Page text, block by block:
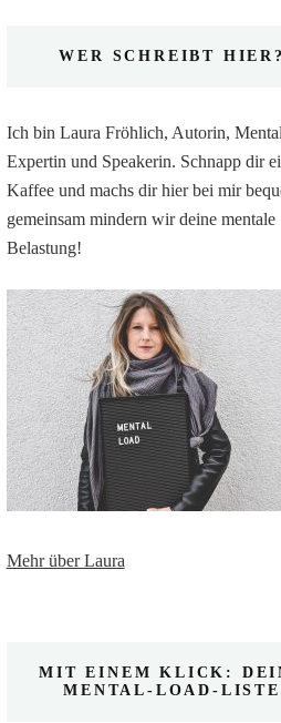
WER SCHREIBT HIER?
Ich bin Laura Fröhlich, Autorin,
Expertin und Speakerin. Schnapp dir
Kaffee und machs dir hier bei mir
gemeinsam mindern wir deine mentale
Belastung!
Mehr über Laura
MIT EINEM KLICK:
MENTAL-LOAD-LISTE